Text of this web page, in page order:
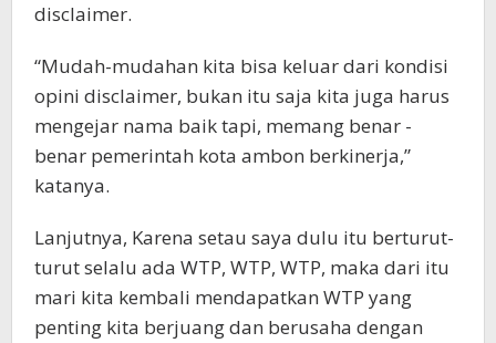
disclaimer.
“Mudah-mudahan kita bisa keluar dari kondisi
opini disclaimer, bukan itu saja kita juga harus
mengejar nama baik tapi, memang benar -
benar pemerintah kota ambon berkinerja,”
katanya.
Lanjutnya, Karena setau saya dulu itu berturut-
turut selalu ada WTP, WTP, WTP, maka dari itu
mari kita kembali mendapatkan WTP yang
penting kita berjuang dan berusaha dengan